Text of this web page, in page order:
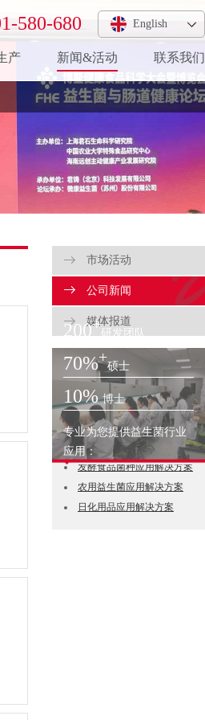
580-680 English
产 新闻&活动 联系我们
市场活动
公司新闻
媒体报道
200+
研发团队
70%+
硕士
10% 博士
专业为您提供益生菌行业
应用：益生菌菌粉应用解决方案
发酵食品菌种应用解决方案
农用益生菌应用解决方案
日化用品应用解决方案